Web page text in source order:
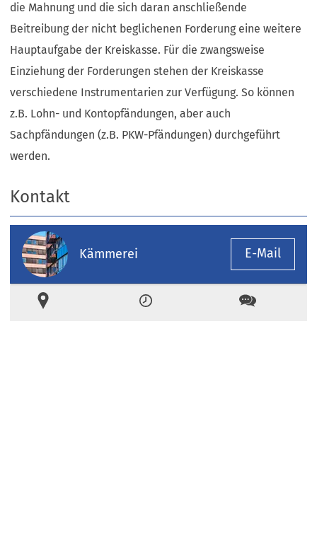
die Mahnung und die sich daran anschließende
Beitreibung der nicht beglichenen Forderung eine weitere
Hauptaufgabe der Kreiskasse. Für die zwangsweise
Einziehung der Forderungen stehen der Kreiskasse
verschiedene Instrumentarien zur Verfügung. So können
z.B. Lohn- und Kontopfändungen, aber auch
Sachpfändungen (z.B. PKW-Pfändungen) durchgeführt
werden.
Kontakt
Kämmerei E-Mail
Zeiten Kontakt